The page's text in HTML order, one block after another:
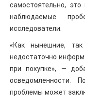
самостоятельно,
наблюдаемые
исследователи.
«Как нынешние,
недостаточно
при покупке», —
осведомленности.
проблемы может